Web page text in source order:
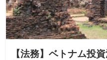
【法務】ベトナム投